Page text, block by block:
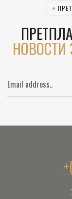
НОВОСТИ